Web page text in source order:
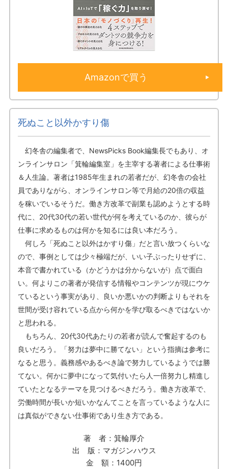
Amazonで買う
死ぬこと以外かすり傷
幻冬舎の編集者で、NewsPicks Book編集長でもあり、オ
ンラインサロン「箕輪編集室」を主宰する著者による仕事術
＆人生論。著者は1985年生まれの若者だが、幻冬舎の会社
員でありながら、オンラインサロン等で月給の20倍の収益
を稼いでいるそうだ。働き方改革で副業も認めようとする時
代に、20代30代の若い世代が何を考えているのか、彼らが
仕事に求めるものは何かを知るには良い本だろう。
何しろ「死ぬこと以外はかすり傷」だと言い放つくらいな
ので、事例としては少々極端だが、いい子ぶったりせずに、
本音で書かれている（かどうかは分からないが）点で面白
い。何よりこの著者が発信する情報やコンテンツが現にウケ
ているという事実があり、良いか悪いかの判断よりもそれを
世間が受け容れている点から何かを学び取るべきではないか
と思われる。
もちろん、20代30代あたりの若者が読んで奮起するのも
良いだろう。「努力は夢中に勝てない」という指摘は参考に
なると思う。義務感やあるべき論で努力しているようでは勝
てない。何かに夢中になって気付いたら人一倍努力し精進し
ていたとなるテーマを見つけるべきだろう。働き方改革で、
労働時間が長いか短いかなんてことを言っているような人に
は真似ができない仕事術であり生き方である。
著 者：箕輪厚介
出 版：マガジンハウス
金 額：1400円